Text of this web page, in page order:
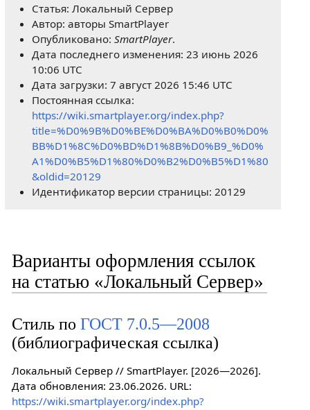
Статья: Локальный Сервер
Автор: авторы SmartPlayer
Опубликовано:SmartPlayer.
Дата последнего изменения: 23 июнь 2026
10:06 UTC
Дата загрузки: 7 август 2026 15:46 UTC
Постоянная ссылка:
https://wiki.smartplayer.org/index.php?
title=%D0%9B%D0%BE%D0%BA%D0%B0%D0%
BB%D1%8C%D0%BD%D1%8B%D0%B9_%D0%
A1%D0%B5%D1%80%D0%B2%D0%B5%D1%80
&oldid=20129
Идентификатор версии страницы: 20129
Варианты оформления ссылок
на статью «Локальный Сервер»
Стиль по ГОСТ 7.0.5—2008
(библиографическая ссылка)
Локальный Сервер // SmartPlayer. [2026—2026].
Дата обновления: 23.06.2026. URL:
https://wiki.smartplayer.org/index.php?